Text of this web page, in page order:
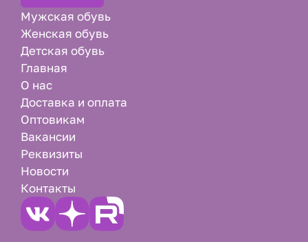
Мужская обувь
Женская обувь
Детская обувь
Главная
О нас
Доставка и оплата
Оптовикам
Вакансии
Реквизиты
Новости
Контакты